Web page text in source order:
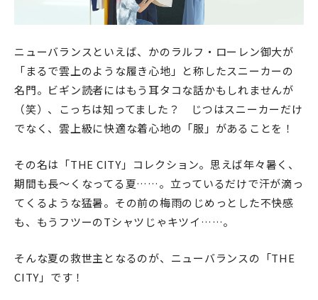
ニューバランスといえば、かのラルフ・ローレン御大が
「まるで雲上のような履き心地」と称したスニーカーの
名門。ビギン読者にはもう耳タコな話かもしれませんが
（笑）、こっちは知ってました？ じつはスニーカーだけ
でなく、雲上級に快適な着心地の「服」があることを！
その名は「THE CITY」コレクション。思えば年々暑く、
期間も長～くなってる夏……。立っているだけで汗が滴っ
てくるような猛暑。その前の梅雨のじめっとした不快感
も、もうフツーのTシャツじゃキツイ……。
そんな夏の救世主となるのが、ニューバランスの「THE
CITY」です！